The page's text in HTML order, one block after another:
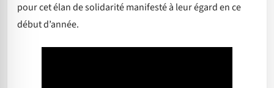
pour cet élan de solidarité manifesté à leur égard en ce
début d’année.